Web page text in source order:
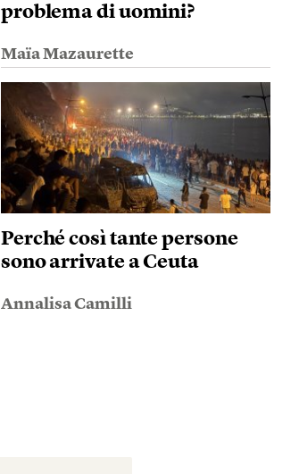
problema di uomini?
Maïa Mazaurette
Perché così tante persone
sono arrivate a Ceuta
Annalisa Camilli